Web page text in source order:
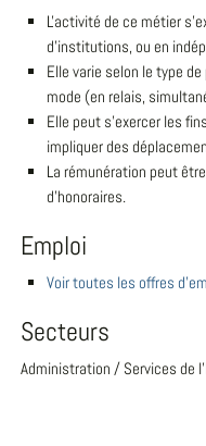
L'activité de ce métier
d'institutions, ou en
Elle varie selon le type
mode (en relais,
Elle peut s'exercer les
impliquer des
La rémunération peut
d'honoraires.
Emploi
Voir toutes les offres
Secteurs
Administration / Services de